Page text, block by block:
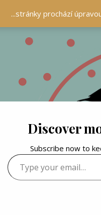
...stránky prochází
Discover
Subscribe now to
Type your email…